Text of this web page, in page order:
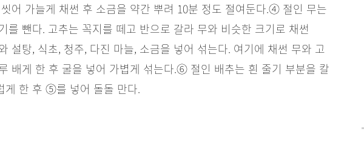
어 가늘게 채썬 후 소금을 약간 뿌려 10분 정도 절여둔다.④ 절인 무는
를 뺀다. 고추는 꼭지를 떼고 반으로 갈라 무와 비슷한 크기로 채썬
설탕, 식초, 청주, 다진 마늘, 소금을 넣어 섞는다. 여기에 채썬 무와 고
배게 한 후 굴을 넣어 가볍게 섞는다.⑥ 절인 배추는 흰 줄기 부분을 칼
게 한 후 ⑤를 넣어 돌돌 만다.